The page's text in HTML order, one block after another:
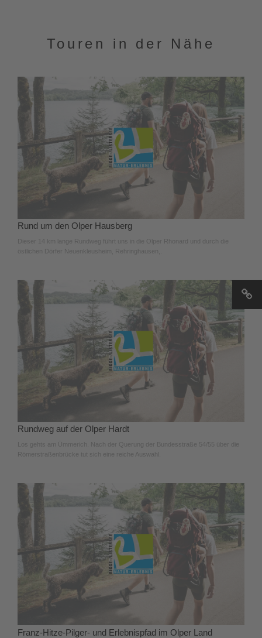
Touren in der Nähe
Rund um den Olper Hausberg
Dieser 14 km lange Rundweg führt uns in die Olper Rhonard und durch die
östlichen Dörfer Neuenkleusheim, Rehringhausen,.
Rundweg auf der Olper Hardt
Los gehts am Ümmerich. Nach der Querung der Bundesstraße 54/55 über die
Römerstraßenbrücke tut sich eine reiche Auswahl.
Franz-Hitze-Pilger- und Erlebnispfad im Olper Land